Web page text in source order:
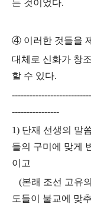
든 것이었다.
④ 이러한 것들을
대체로 신화가 창
할 수 있다.
----------------
1) 단재 선생의 말
들의 구미에 맞게
이고
(본래 조선 고유
도들이 불교에 맞